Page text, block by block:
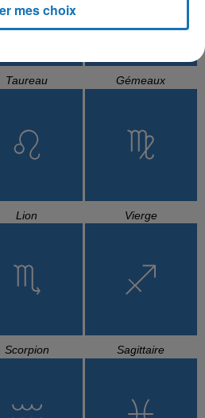
Taureau Gémeaux
Lion Vierge
Scorpion Sagittaire
mes choix